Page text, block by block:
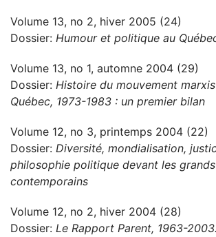
Volume 13, no 2, hiver 2005 (24)
Dossier: Humour et politique au
Volume 13, no 1, automne 2004 (29)
Dossier: Histoire du mouvement
Québec, 1973-1983 : un premier bilan
Volume 12, no 3, printemps 2004 (22)
Dossier: Diversité, mondialisation,
philosophie politique devant les
contemporains
Volume 12, no 2, hiver 2004 (28)
Dossier: Le Rapport Parent, 1963-